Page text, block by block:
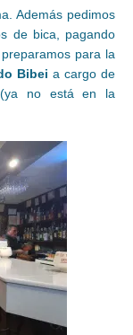
Además pedimos
de bica, pagando
para la
Bibei a cargo de
(ya no está en la